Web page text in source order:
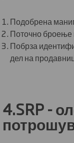
Подобрена
Поточно броење
Побрза
дел на
4.SRP -